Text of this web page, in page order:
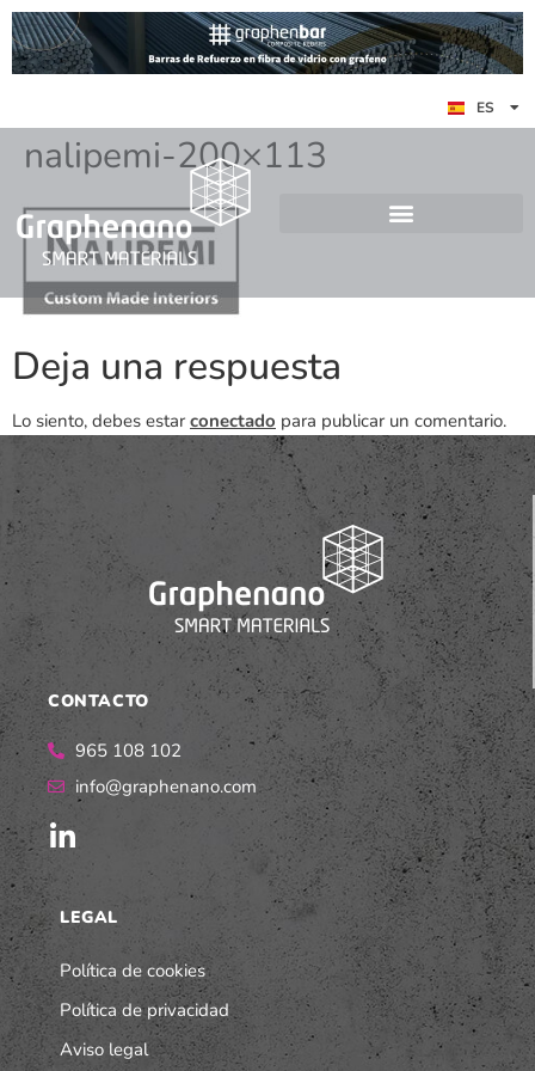
ES
EN
DE
nalipemi-200×113
Deja una respuesta
Lo siento, debes estar conectado para publicar un comentario.
CONTACTO
965 108 102
info@graphenano.com
LEGAL
Política de cookies
Política de privacidad
Aviso legal